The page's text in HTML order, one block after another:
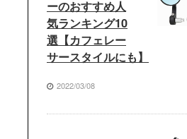
ーのおすすめ人
気ランキング10
選【カフェレー
サースタイルにも】
2022/03/08